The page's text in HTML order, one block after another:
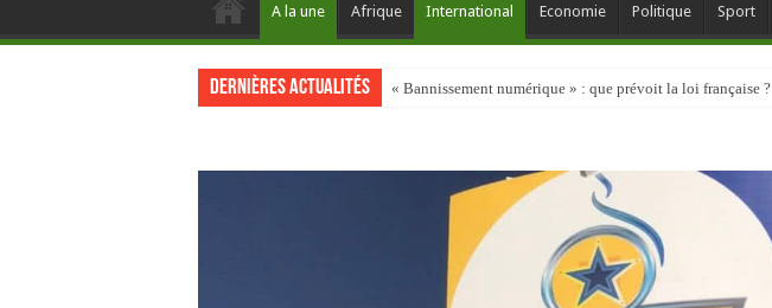
A la une Afrique International Economie Politique Sport
Dernières actualités « Bannissement numérique » : que prévoit la loi française ?